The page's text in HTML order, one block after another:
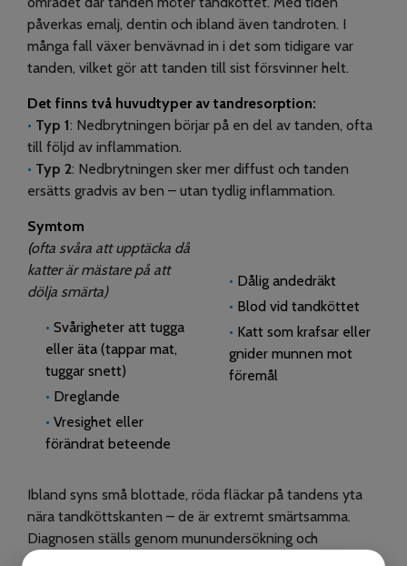
påverkas emalj, dentin och ibland även tandroten. I
många fall växer benvävnad in i det som tidigare var
tanden, vilket gör att tanden till sist försvinner helt.
Det finns två huvudtyper av tandresorption:
• Typ 1: Nedbrytningen börjar på en del av tanden, ofta
till följd av inflammation.
• Typ 2: Nedbrytningen sker mer diffust och tanden
ersätts gradvis av ben – utan tydlig inflammation.
Symtom
(ofta svåra att upptäcka då
katter är mästare på att
dölja smärta)
• Svårigheter att tugga
eller äta (tappar mat,
tuggar snett)
• Dreglande
• Vresighet eller
förändrat beteende
• Dålig andedräkt
• Blod vid tandköttet
• Katt som krafsar eller
gnider munnen mot
föremål
Ibland syns små blottade, röda fläckar på tandens yta
nära tandköttskanten – de är extremt smärtsamma.
Diagnosen ställs genom munundersökning och
tandröntgen under narkos. Många fall upptäcks inte